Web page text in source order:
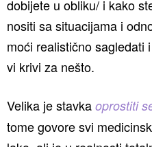
dobijete u obliku/ i kako
nositi sa situacijama i
moći realistično sagledati
vi krivi za nešto.
Velika je stavka oprostiti
tome govore svi